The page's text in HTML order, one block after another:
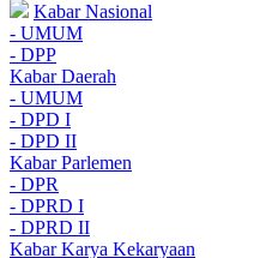
Kabar Nasional
- UMUM
- DPP
Kabar Daerah
- UMUM
- DPD I
- DPD II
Kabar Parlemen
- DPR
- DPRD I
- DPRD II
Kabar Karya Kekaryaan